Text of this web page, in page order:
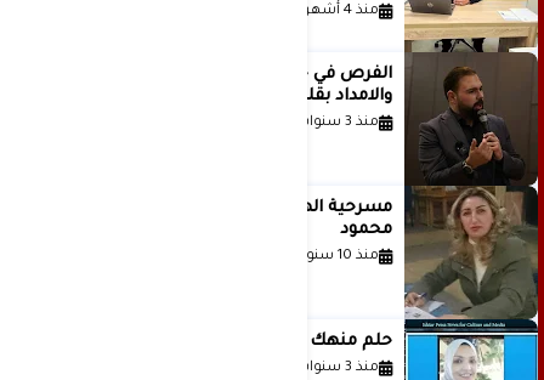
منذ 4 أشهر
والامداد بقلم د. عبادة دعدوش
منذ 3 سنوات
مسرحية الهمزة للمبدعة الاستاذة غادة
محمود
منذ 10 سنوات
حلم منهك للشاعرة رانيا فخري موسى
منذ 3 سنوات